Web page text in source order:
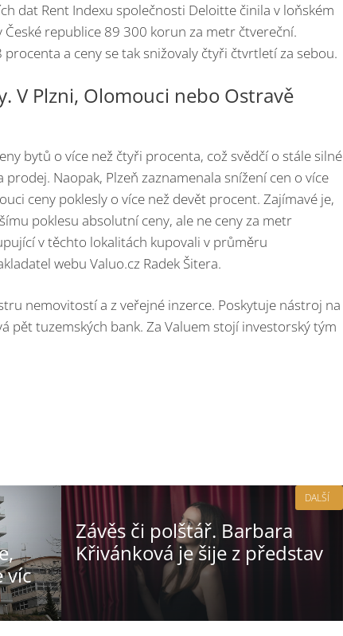
dat Rent Indexu společnosti Deloitte činila v loňském
republice 89 300 korun za metr čtvereční.
a ceny se tak snižovaly čtyři čtvrtletí za sebou.
V Plzni, Olomouci nebo Ostravě
bytů o více než čtyři procenta, což svědčí o stále silné
Naopak, Plzeň zaznamenala snížení cen o více
ceny poklesly o více než devět procent. Zajímavé je,
poklesu absolutní ceny, ale ne ceny za metr
v těchto lokalitách kupovali v průměru
webu Valuo.cz Radek Šitera.
nemovitostí a z veřejné inzerce. Poskytuje nástroj na
pět tuzemských bank. Za Valuem stojí investorský tým
víc
Závěs či polštář. Barbara
Křivánková je šije z představ
DALŠÍ